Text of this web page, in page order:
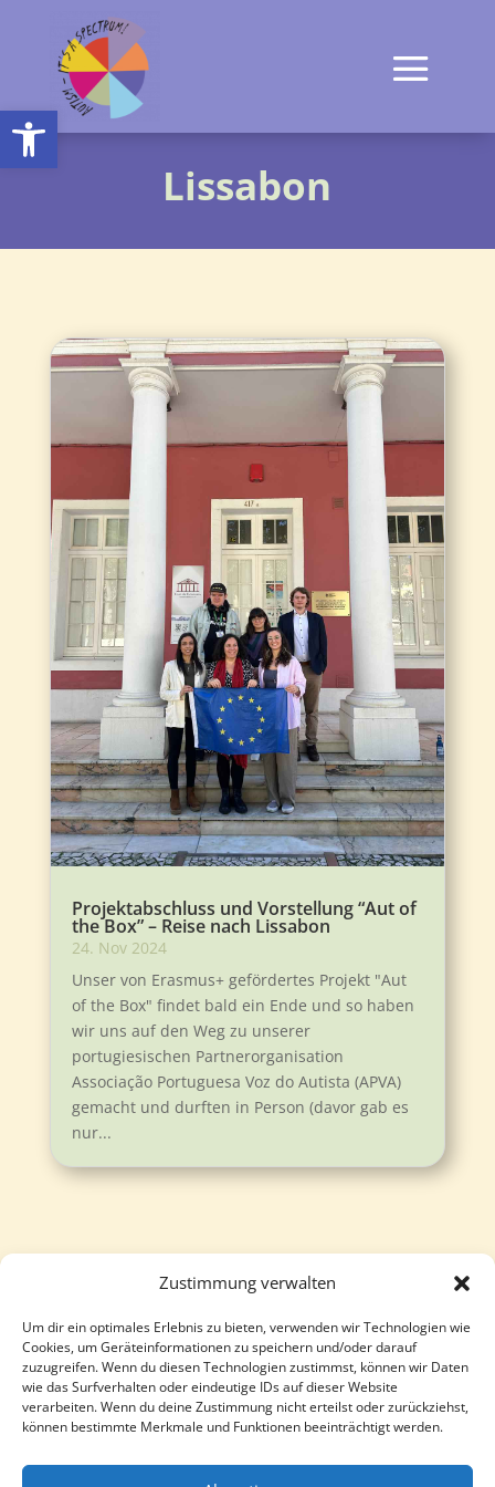
Open toolbar
Zustimmung verwalten
Um dir ein optimales Erlebnis zu bieten, verwenden wir Technologien wie
Cookies, um Geräteinformationen zu speichern und/oder darauf
zuzugreifen. Wenn du diesen Technologien zustimmst, können wir Daten
wie das Surfverhalten oder eindeutige IDs auf dieser Website
verarbeiten. Wenn du deine Zustimmung nicht erteilst oder zurückziehst,
können bestimmte Merkmale und Funktionen beeinträchtigt werden.
Lissabon
Projektabschluss und Vorstellung “Aut of
the Box” – Reise nach Lissabon
24. Nov 2024
Unser von Erasmus+ gefördertes Projekt "Aut
of the Box" findet bald ein Ende und so haben
wir uns auf den Weg zu unserer
portugiesischen Partnerorganisation
Associação Portuguesa Voz do Autista (APVA)
gemacht und durften in Person (davor gab es
nur...
Follow Follow